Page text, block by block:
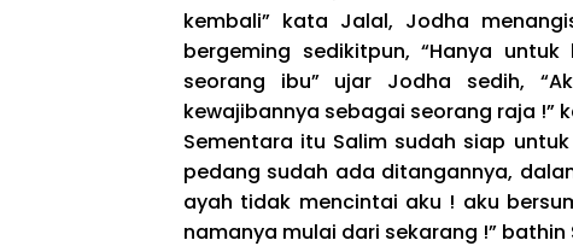
kembali” kata Jalal, Jodha
bergeming sedikitpun, “Hanya
seorang ibu” ujar Jodha sedih,
kewajibannya sebagai seorang raja !”
Sementara itu Salim sudah siap
pedang sudah ada ditangannya,
ayah tidak mencintai aku ! aku
namanya mulai dari sekarang !” bathin